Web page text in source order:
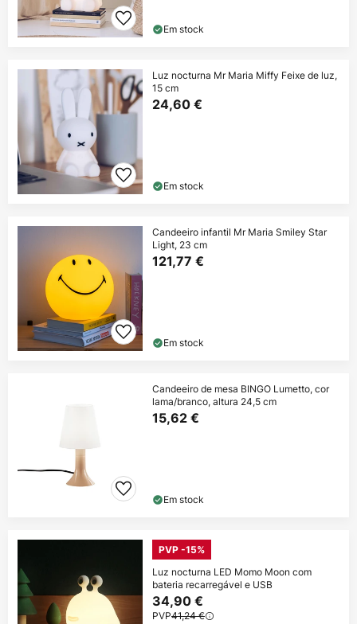
Em stock
Luz nocturna Mr Maria Miffy Feixe de luz,
15 cm
24,60 €
Em stock
Candeeiro infantil Mr Maria Smiley Star
Light, 23 cm
121,77 €
Em stock
Candeeiro de mesa BINGO Lumetto, cor
lama/branco, altura 24,5 cm
15,62 €
Em stock
PVP -15%
Luz nocturna LED Momo Moon com
bateria recarregável e USB
34,90 €
PVP41,24 €